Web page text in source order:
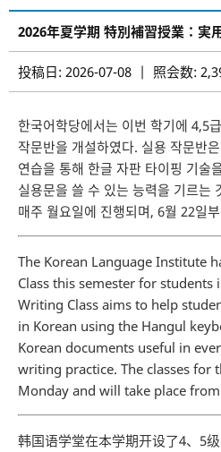
2026年夏学期 特別補習授業：実
投稿日: 2026-07-08 | 照会数:
한국어학당에서는 이번 학기에 4,5
작문반을 개설하였다. 실용 작문반
연습을 통해 한글 자판 타이핑 기술
실용문을 쓸 수 있는 능력을 기르는
매주 월요일에 진행되며, 6월 22일
The Korean Language Institute
Class this semester for students
Writing Class aims to help
in Korean using the Hangul
Korean documents useful in
writing practice. The classes for
Monday and will take place
韩国语学堂在本学期开设了4、5